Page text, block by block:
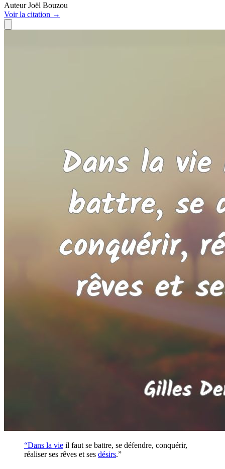
Auteur Joël Bouzou
Voirla citation →
“Dans la vie il faut se battre, se défendre, conquérir,
réaliser ses rêves et ses désirs.”